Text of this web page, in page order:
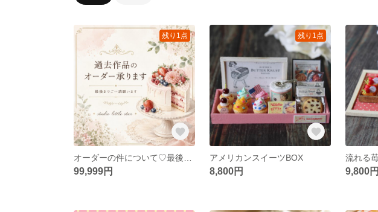
残り1点
99,999円
残り1点
アメリカンスイーツBOX
8,800円 9,800円